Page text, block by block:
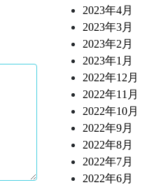
2023年4月
2023年3月
2023年2月
2023年1月
2022年12月
2022年11月
2022年10月
2022年9月
2022年8月
2022年7月
2022年6月